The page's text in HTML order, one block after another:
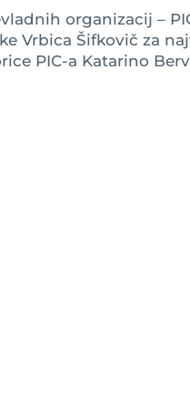
organizacij –
Vrbica Šifkovič za
PIC-a Katarino